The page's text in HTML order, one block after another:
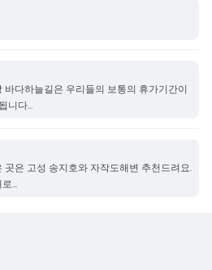
바다하늘길은 우리들의 보통의 휴가기간이
다...
은 고성 송지호와 자작도해변 추천드려요.
...